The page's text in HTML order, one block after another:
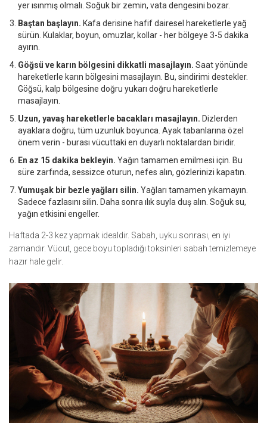
yer ısınmış olmalı. Soğuk bir zemin, vata dengesini bozar.
Baştan başlayın. Kafa derisine hafif dairesel hareketlerle yağ
sürün. Kulaklar, boyun, omuzlar, kollar - her bölgeye 3-5 dakika
ayırın.
Göğsü ve karın bölgesini dikkatli masajlayın. Saat yönünde
hareketlerle karın bölgesini masajlayın. Bu, sindirimi destekler.
Göğsü, kalp bölgesine doğru yukarı doğru hareketlerle
masajlayın.
Uzun, yavaş hareketlerle bacakları masajlayın. Dizlerden
ayaklara doğru, tüm uzunluk boyunca. Ayak tabanlarına özel
önem verin - burası vücuttaki en duyarlı noktalardan biridir.
En az 15 dakika bekleyin. Yağın tamamen emilmesi için. Bu
süre zarfında, sessizce oturun, nefes alın, gözlerinizi kapatın.
Yumuşak bir bezle yağları silin. Yağları tamamen yıkamayın.
Sadece fazlasını silin. Daha sonra ılık suyla duş alın. Soğuk su,
yağın etkisini engeller.
Haftada 2-3 kez yapmak idealdir. Sabah, uyku sonrası, en iyi
zamandır. Vücut, gece boyu topladığı toksinleri sabah temizlemeye
hazır hale gelir.